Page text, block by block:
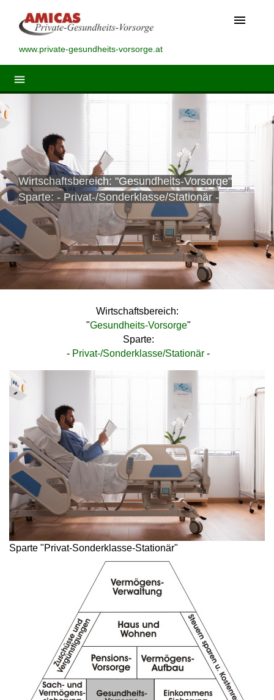
menu
www.private-gesundheits-vorsorge.at
menu
Wirtschaftsbereich: "Gesundheits-Vorsorge"
Sparte: - Privat-/Sonderklasse/Stationär -
Wirtschaftsbereich:
"Gesundheits-Vorsorge"
Sparte:
- Privat-/Sonderklasse/Stationär -
Sparte "Privat-Sonderklasse-Stationär"